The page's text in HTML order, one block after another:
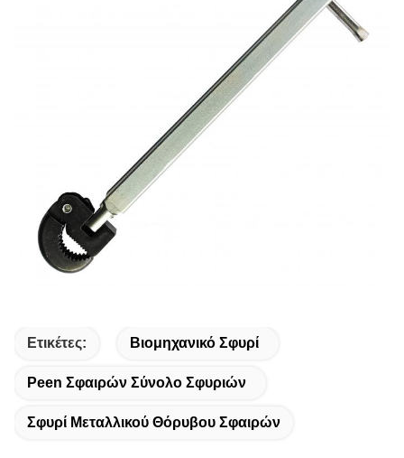
Ετικέτες: Βιομηχανικό Σφυρί
Peen Σφαιρών Σύνολο Σφυριών
Σφυρί Μεταλλικού Θόρυβου Σφαιρών